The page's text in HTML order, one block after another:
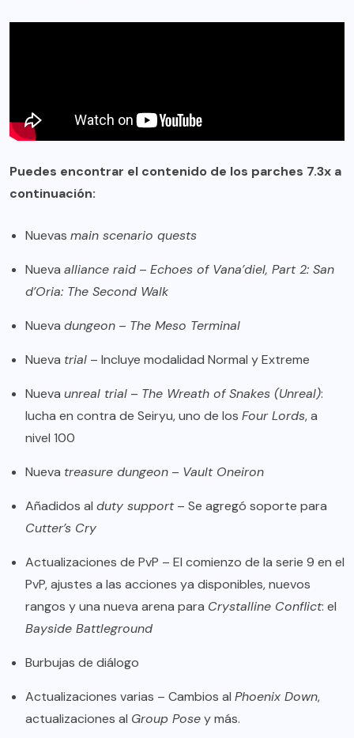
Puedes encontrar el contenido de los parches 7.3x a
continuación:
Nuevas main scenario quests
Nueva alliance raid – Echoes of Vana’diel, Part 2: San
d’Oria: The Second Walk
Nueva dungeon – The Meso Terminal
Nueva trial – Incluye modalidad Normal y Extreme
Nueva unreal trial – The Wreath of Snakes (Unreal):
lucha en contra de Seiryu, uno de los Four Lords, a
nivel 100
Nueva treasure dungeon – Vault Oneiron
Añadidos al duty support– Se agregó soporte para
Cutter’s Cry
Actualizaciones de PvP – El comienzo de la serie 9 en el
PvP, ajustes a las acciones ya disponibles, nuevos
rangos y una nueva arena para Crystalline Conflict: el
Bayside Battleground
Burbujas de diálogo
Actualizaciones varias – Cambios al Phoenix Down,
actualizaciones al Group Posey más.